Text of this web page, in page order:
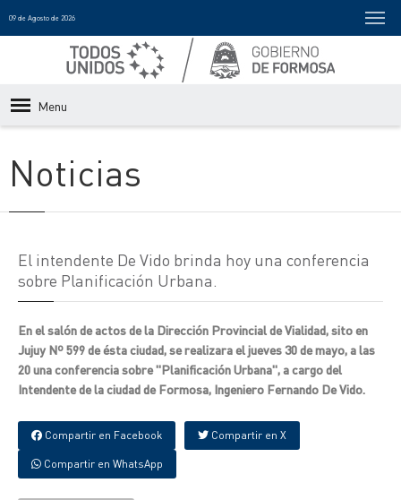
09 de Agosto de 2026
Menu
Noticias
El intendente De Vido brinda hoy una conferencia
sobre Planificación Urbana.
En el salón de actos de la Dirección Provincial de Vialidad, sito en
Jujuy Nº 599 de ésta ciudad, se realizara el jueves 30 de mayo, a las
20 una conferencia sobre "Planificación Urbana", a cargo del
Intendente de la ciudad de Formosa, Ingeniero Fernando De Vido.
Compartir en Facebook Compartir en X
Compartir en WhatsApp